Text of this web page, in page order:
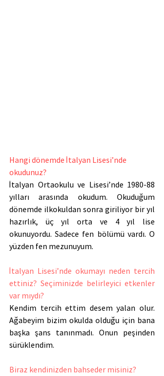
Hangi dönemde İtalyan Lisesi’nde
okudunuz?
İtalyan Ortaokulu ve Lisesi’nde 1980-88
yılları arasında okudum. Okuduğum
dönemde ilkokuldan sonra giriliyor bir yıl
hazırlık, üç yıl orta ve 4 yıl lise
okunuyordu. Sadece fen bölümü vardı. O
yüzden fen mezunuyum.
İtalyan Lisesi’nde okumayı neden tercih
ettiniz? Seçiminizde belirleyici etkenler
var mıydı?
Kendim tercih ettim desem yalan olur.
Ağabeyim bizim okulda olduğu için bana
başka şans tanınmadı. Onun peşinden
sürüklendim.
Biraz kendinizden bahseder misiniz?